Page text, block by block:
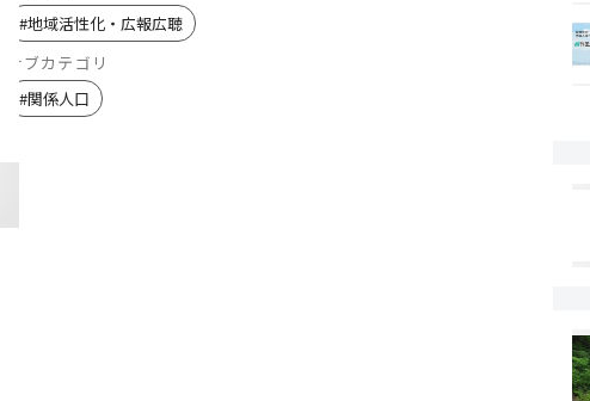
#地域活性化・広報広聴
サブカテゴリ
#関係人口